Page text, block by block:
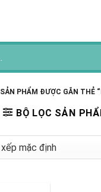
SẢN PHẨM ĐƯỢC GẮN THẺ
BỘ LỌC SẢN